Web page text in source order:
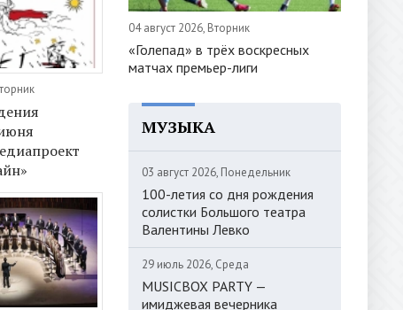
04 август 2026, Вторник
«Голепад» в трёх воскресных
матчах премьер-лиги
МУЗЫКА
03 август 2026, Понедельник
100-летия со дня рождения
солистки Большого театра
Валентины Левко
29 июль 2026, Среда
MUSICBOX PARTY —
имиджевая вечерника